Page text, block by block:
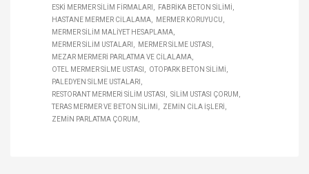
ESKI MERMER SILIM FIRMALARI
FABRIKA BETON SILIMI
HASTANE MERMER CILALAMA
MERMER KORUYUCU
MERMER SILIM MALIYET HESAPLAMA
MERMER SILIM USTALARI
MERMER SILME USTASI
MEZAR MERMERI PARLATMA VE CILALAMA
OTEL MERMER SILME USTASI
OTOPARK BETON SILIMI
PALEDYEN SILME USTALARI
RESTORANT MERMERI SILIM USTASI
SILIM USTASI ÇORUM
TERAS MERMER VE BETON SILIMI
ZEMIN CILA IŞLERI
ZEMIN PARLATMA ÇORUM